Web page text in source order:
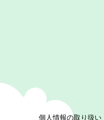
個人情報の取り扱い